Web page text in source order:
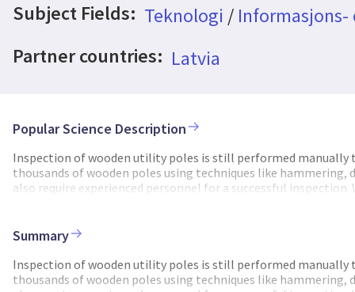
Subject Fields: Teknologi /
Partner countries: Latvia
Popular Science Description
Inspection of wooden utility poles is still performed
thousands of wooden poles using techniques like
also require experienced personnel for a successful
poles in Scandinavia and Baltic countries, that are typically
woodpeckers/termites) for planning replacement before
software for online processing and visualization, we aim to
heath index of wooden poles. This solution can be deployed
Summary
Inspection of wooden utility poles is still performed
thousands of wooden poles using techniques like